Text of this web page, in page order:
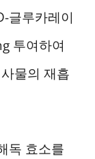
글루카레이
투여하여
물의 재흡
독 효소를